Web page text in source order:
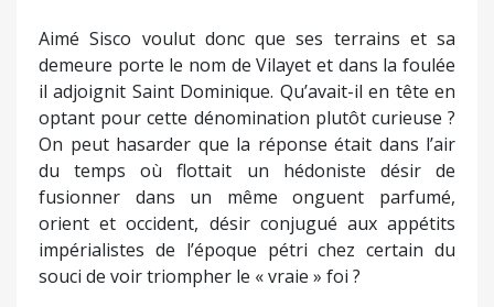
Aimé Sisco voulut donc que ses terrains et sa
demeure porte le nom de Vilayet et dans la foulée
il adjoignit Saint Dominique. Qu’avait-il en tête en
optant pour cette dénomination plutôt curieuse ?
On peut hasarder que la réponse était dans l’air
du temps où flottait un hédoniste désir de
fusionner dans un même onguent parfumé,
orient et occident, désir conjugué aux appétits
impérialistes de l’époque pétri chez certain du
souci de voir triompher le « vraie » foi ?